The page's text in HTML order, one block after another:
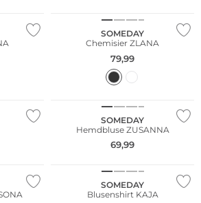
SOMEDAY
Chemisier ZLANA
79,99
SOMEDAY
Hemdbluse ZUSANNA
69,99
SOMEDAY
Blusenshirt KAJA